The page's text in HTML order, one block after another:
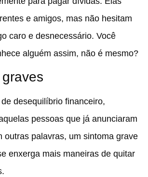
e amigos, mas não hesitam
caro e desnecessário. Você
alguém assim, não é mesmo?
desequilíbrio financeiro,
pessoas que já anunciaram
outras palavras, um sintoma grave
enxerga mais maneiras de quitar